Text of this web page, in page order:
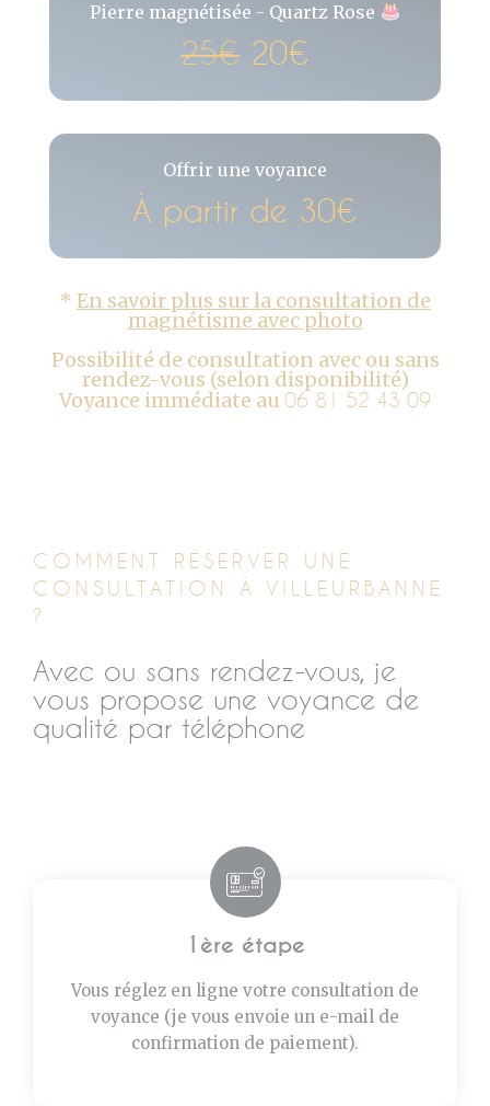
Pierre magnétisée - Quartz Rose
25€ 20€
Offrir une voyance
À partir de 30€
* En savoir plus sur la consultation de
magnétisme avec photo
Possibilité de consultation avec ou sans
rendez-vous (selon disponibilité)
Voyance immédiate au 06 81 52 43 09
COMMENT RÉSERVER UNE
CONSULTATION À VILLEURBANNE
?
Avec ou sans rendez-vous, je
vous propose une voyance de
qualité par téléphone
1ère étape
Vous réglez en ligne votre consultation de
voyance (je vous envoie un e-mail de
confirmation de paiement).